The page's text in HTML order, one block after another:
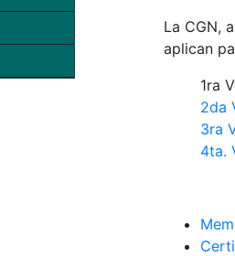
La CGN,
aplican
1ra
2da
3ra
4ta.